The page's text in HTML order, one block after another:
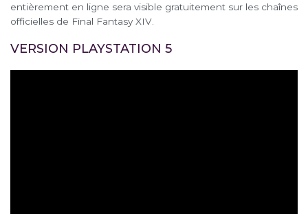
entièrement en ligne sera visible gratuitement sur les chaînes
officielles de Final Fantasy XIV.
VERSION PLAYSTATION 5